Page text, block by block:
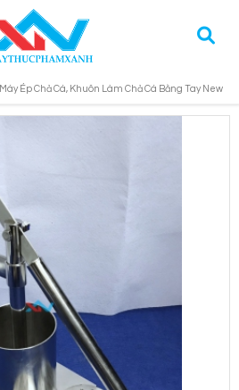
Máy Ép Chả Cá, Khuôn Làm Chả Cá Bằng Tay New